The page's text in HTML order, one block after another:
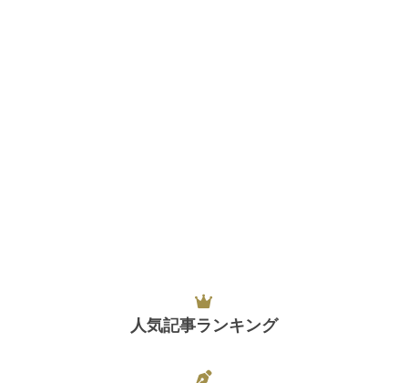
人気記事ランキング